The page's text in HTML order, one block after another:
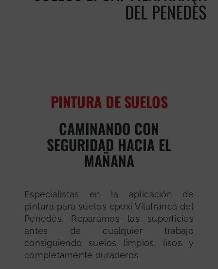
DEL PENEDÈS
PINTURA DE SUELOS
CAMINANDO CON
SEGURIDAD HACIA EL
MAÑANA
Especialistas en la aplicación de
pintura para suelos epoxi Vilafranca del
Penedès. Reparamos las superficies
antes de cualquier trabajo
consiguiendo suelos limpios, lisos y
completamente duraderos.